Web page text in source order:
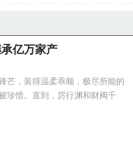
亿万家产
芒，装得温柔乖顺，极尽所能的
珍惜。直到，厉行渊和财阀千